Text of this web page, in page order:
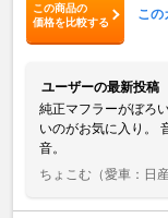
この商品の
価格を比較する
この
ユーザーの最新投稿
純正マフラーがぼろ
いのがお気に入り。
音。
ちょこむ （愛車：日